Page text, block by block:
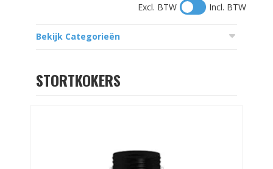
Excl. BTW Incl. BTW
Bekijk Categorieën
STORTKOKERS